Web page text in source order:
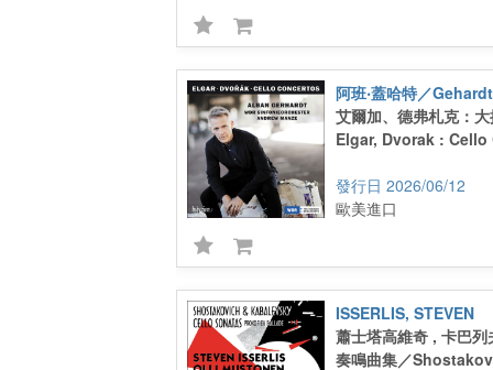
阿班‧蓋哈特／
艾爾加、德弗札克：
Elgar, Dvorak :
2026/06/12
歐美進口
ISSERLIS, STEVEN
蕭士塔高維奇 , 卡巴
奏鳴曲集／